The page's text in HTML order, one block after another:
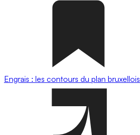
Engrais : les contours du plan bruxellois